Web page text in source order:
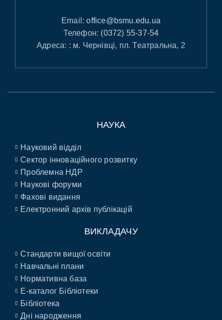
Email:office@bsmu.edu.ua
Телефон: (0372) 55-37-54
Адреса: : м. Чернівці, пл. Театральна, 2
НАУКА
Науковий відділ
Сектор інноваційного розвитку
Проблемна НДР
Наукові форуми
Фахові видання
Електронний архів публікацій
ВИКЛАДАЧУ
Стандарти вищої освіти
Навчальні плани
Нормативна база
E-каталог Бібліотеки
Бібліотека
Дні народження